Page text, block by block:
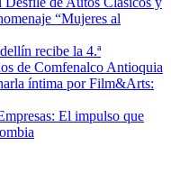
“Mujeres al
recibe la 4.ª
de Comfenalco Antioquia
íntima por Film&Arts:
El impulso que